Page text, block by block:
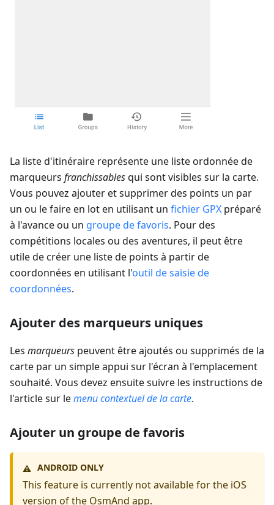
La liste d'itinéraire représente une liste ordonnée de
marqueurs franchissablesqui sont visibles sur la carte.
Vous pouvez ajouter et supprimer des points un par
un ou le faire en lot en utilisant un fichier GPX préparé
à l'avance ou un groupe de favoris. Pour des
compétitions locales ou des aventures, il peut être
utile de créer une liste de points à partir de
coordonnées en utilisant l'outil de saisie de
coordonnées.
Ajouter des marqueurs uniques
Les marqueurs peuvent être ajoutés ou supprimés de la
carte par un simple appui sur l'écran à l'emplacement
souhaité. Vous devez ensuite suivre les instructions de
l'article sur lemenu contextuel de la carte.
Ajouter un groupe de favoris
⚠️ ANDROID ONLY
This feature is currently not available for the iOS
version of the OsmAnd app.